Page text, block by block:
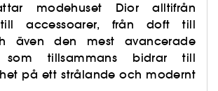
modehuset Dior alltifrån
till accessoarer, från doft till
även den mest avancerade
som tillsammans bidrar till
på ett strålande och modernt